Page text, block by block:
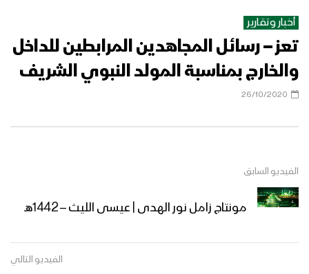
أخبار وتقارير
تعز – رسائل المجاهدين المرابطين للداخل
والخارج بمناسبة المولد النبوي الشريف
26/10/2020
الفيديو السابق
مونتاج زامل نور الهدى | عيسى الليث – 1442هـ
الفيديو التالي